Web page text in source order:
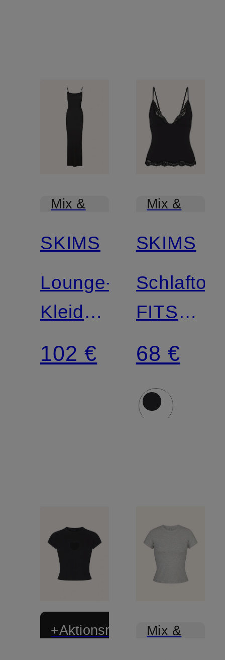
Mix &
SKIMS
Lounge-
Kleid
SOFT
LOUNGE
102 €
Mix &
SKIMS
Schlaftop
FITS
LACE
68 €
+Aktionsrabatt
Mix &